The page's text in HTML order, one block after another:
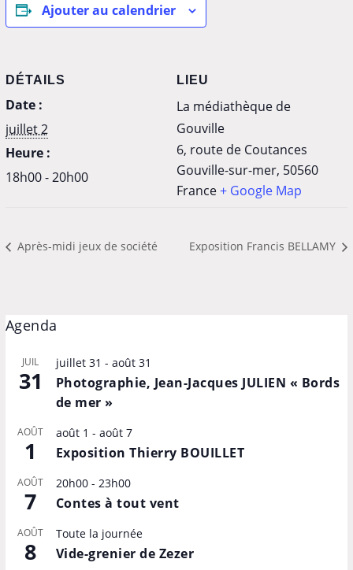
Ajouter au calendrier
DÉTAILS
Date :
juillet 2
Heure :
18h00 - 20h00
LIEU
La médiathèque de
Gouville
6, route de Coutances
Gouville-sur-mer, 50560
France+ Google Map
Après-midi jeux de société Exposition Francis BELLAMY
Agenda
JUIL
31
juillet 31 - août 31
Photographie, Jean-Jacques JULIEN « Bords
de mer »
AOÛT
1
août 1 - août 7
Exposition Thierry BOUILLET
AOÛT
7
20h00- 23h00
Contes à tout vent
AOÛT
8
Toute la journée
Vide-grenier de Zezer